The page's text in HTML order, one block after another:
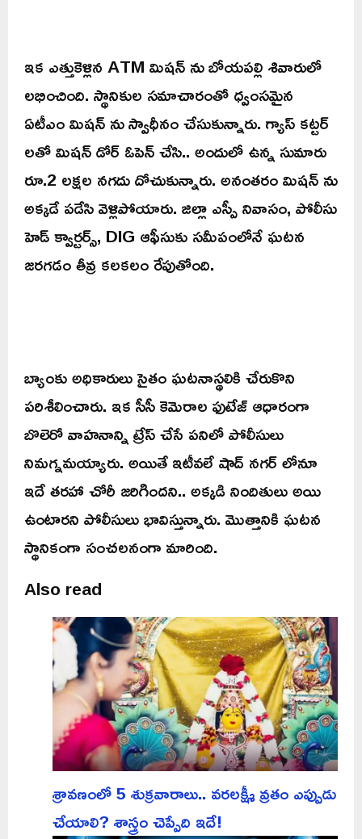
ఇక ఎత్తుకెళ్లిన ATM మిషన్ ను బోయపల్లి శివారులో
లభించింది. స్థానికుల సమాచారంతో ధ్వంసమైన
ఏటీఎం మిషన్ ను స్వాధీనం చేసుకున్నారు. గ్యాస్ కట్టర్
లతో మిషన్ డోర్ ఓపెన్ చేసి.. అందులో ఉన్న సుమారు
రూ.2 లక్షల నగదు దోచుకున్నారు. అనంతరం మిషన్ ను
అక్కడే పడేసి వెళ్లిపోయారు. జిల్లా ఎస్పీ నివాసం, పోలీసు
హెడ్ క్వార్టర్స్, DIG ఆఫీసుకు సమీపంలోనే ఘటన
జరగడం తీవ్ర కలకలం రేపుతోంది.
బ్యాంకు అధికారులు సైతం ఘటనాస్థలికి చేరుకొని
పరిశీలించారు. ఇక సీసీ కెమెరాల ఫుటేజ్ ఆధారంగా
బొలెరో వాహనాన్ని ట్రేస్ చేసే పనిలో పోలీసులు
నిమగ్నమయ్యారు. అయితే ఇటీవలే షాద్ నగర్ లోనూ
ఇదే తరహా చోరీ జరిగిందని.. అక్కడి నిందితులు అయి
ఉంటారని పోలీసులు భావిస్తున్నారు. మొత్తానికి ఘటన
స్థానికంగా సంచలనంగా మారింది.
Also read
శ్రావణంలో 5 శుక్రవారాలు.. వరలక్ష్మీ వ్రతం ఎప్పుడు
చేయాలి? శాస్త్రం చెప్పేది ఇదే!